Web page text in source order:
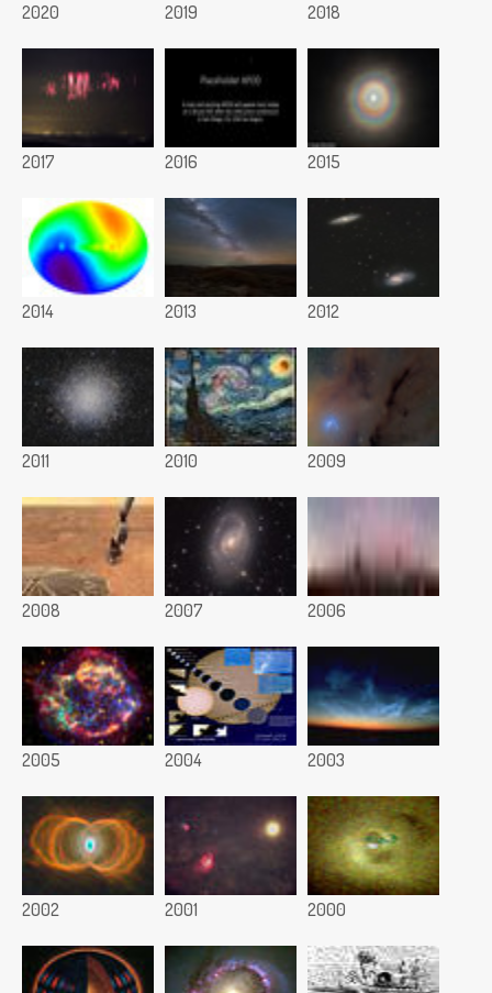
2020 2019 2018
2017 2016 2015
2014 2013 2012
2011 2010 2009
2008 2007 2006
2005 2004 2003
2002 2001 2000